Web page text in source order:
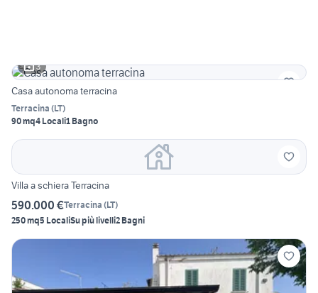
3
Casa autonoma terracina
Terracina (LT)
90 mq4 Locali1 Bagno
Villa a schiera Terracina
590.000 €Terracina (LT)
250 mq5 LocaliSu più livelli2 Bagni